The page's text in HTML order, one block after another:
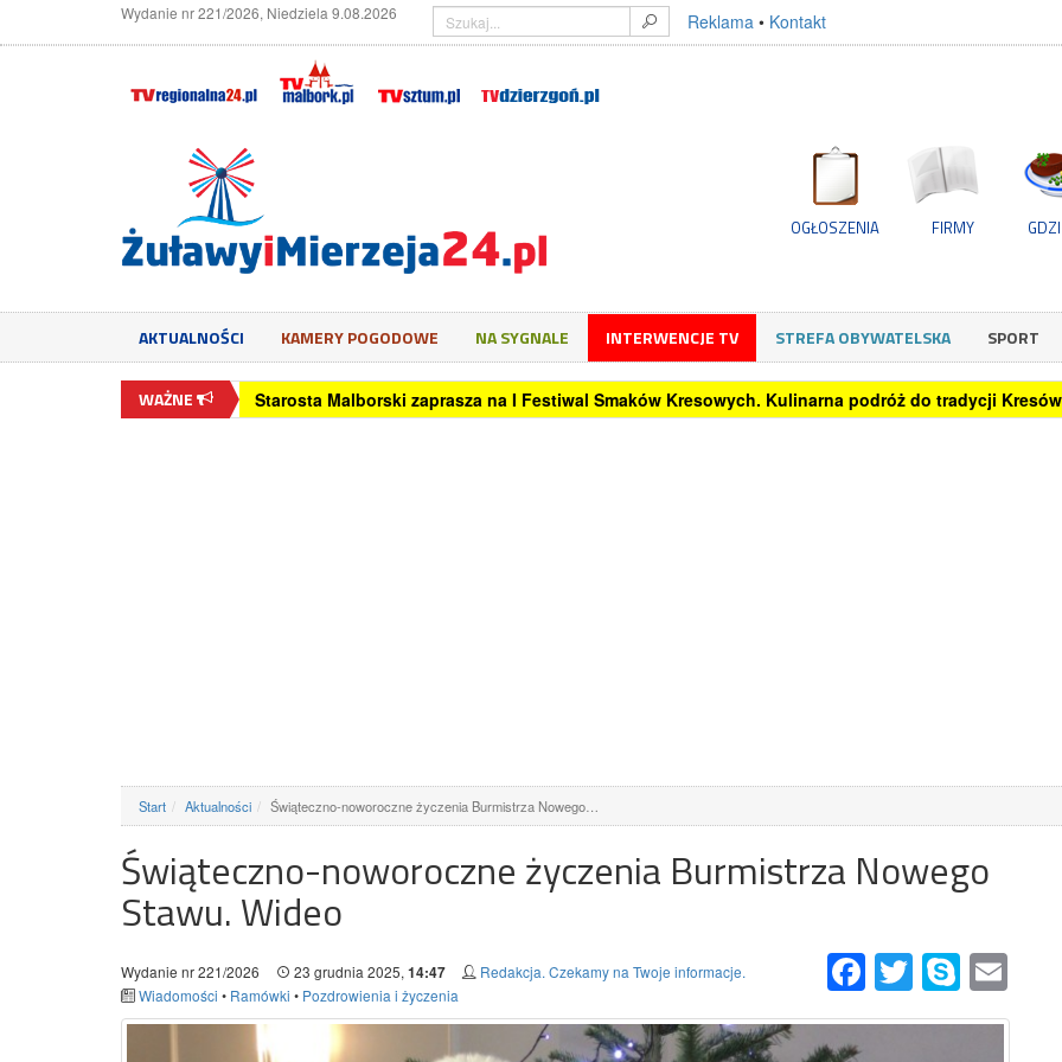
Wydanie nr 221/2026, Niedziela 9.08.2026 Reklama • Kontakt
OGŁOSZENIA FIRMY
AKTUALNOŚCI KAMERY POGODOWE NA SYGNALE INTERWENCJE TV STREFA OBYWATELSKA SPORT
WAŻNE Polacy coraz częściej zgłaszają urzędnikom mobbing. Wzrost liczby skarg do PIP wynosi blisko 8
Start Aktualności Świąteczno-noworoczne życzenia Burmistrza Nowego…
Świąteczno-noworoczne życzenia Burmistrza Nowego
Stawu. Wideo
FacebookTwitter Skype
Wydanie nr 221/2026 23 grudnia 2025, 14:47
Redakcja. Czekamy na Twoje informacje.
Wiadomości • Ramówki • Pozdrowienia i życzenia